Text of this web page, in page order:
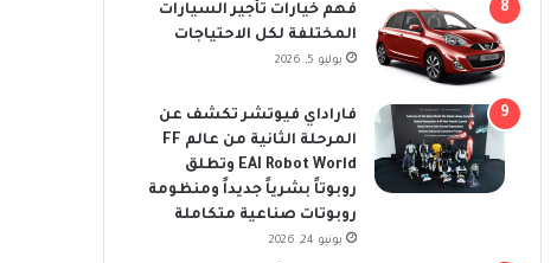
فهم خيارات تأجير السيارات
المختلفة لكل الاحتياجات
يوليو 5, 2026
فاراداي فيوتشر تكشف عن
المرحلة الثانية من عالم FF
EAI Robot World وتطلق
روبوتاً بشرياً جديداً ومنظومة
روبوتات صناعية متكاملة
يونيو 24, 2026